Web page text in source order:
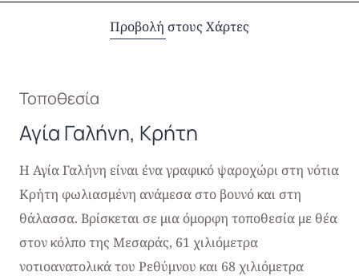
Προβολή στους Χάρτες
Τοποθεσία
Αγία Γαλήνη, Κρήτη
Η Αγία Γαλήνη είναι ένα γραφικό ψαροχώρι στη νότια
Κρήτη φωλιασμένη ανάμεσα στο βουνό και στη
θάλασσα. Βρίσκεται σε μια όμορφη τοποθεσία με θέα
στον κόλπο της Μεσαράς, 61 χιλιόμετρα
νοτιοανατολικά του Ρεθύμνου και 68 χιλιόμετρα